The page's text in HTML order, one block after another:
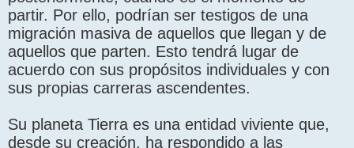
partir. Por ello, podrían ser testigos de una
migración masiva de aquellos que llegan y de
aquellos que parten. Esto tendrá lugar de
acuerdo con sus propósitos individuales y con
sus propias carreras ascendentes.
Su planeta Tierra es una entidad viviente que,
desde su creación, ha respondido a las